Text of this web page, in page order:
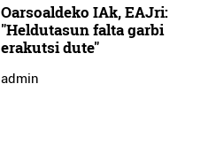
Oarsoaldeko IAk, EAJri:
"Heldutasun falta garbi
erakutsi dute"
admin